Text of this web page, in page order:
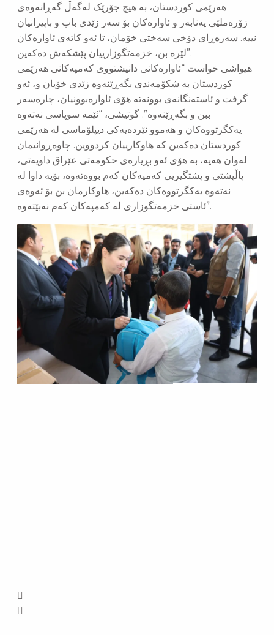
هەرێمی کوردستان، بە هیچ جۆرێک لەگەڵ گەڕانەوەی
زۆرەملێی پەنابەر و ئاوارەکان بۆ سەر زێدی باب و باپیرانیان
نییە. سەرەڕای دۆخی سەختی خۆمان، تا ئەو کاتەی ئاوارەکان
لێرە بن، خزمەتگوزارییان پێشکەش دەکەین”.
هیواشی خواست “ئاوارەکانی دانیشتووی کەمپەکانی هەرێمی
کوردستان بە شکۆمەندی بگەڕێنەوە زێدی خۆیان و، ئەو
گرفت و ئاستەنگانەی بوونەتە هۆی ئاوارەبوونیان، چارەسەر
ببن و بگەڕێنەوە”. گوتیشی، “ئێمە سوپاسی نەتەوە
یەکگرتووەکان و هەموو نێردەیەکی دیپلۆماسی لە هەرێمی
کوردستان دەکەین کە هاوکارییان کردووین. چاوەڕوانیمان
لەوان هەیە، بە هۆی ئەو بڕیارەی حکومەتی عێراق داویەتی،
پاڵپشتی و پشتگیریی کەمپەکان کەم بووەتەوە، بۆیە داوا لە
نەتەوە یەکگرتووەکان دەکەین، هاوکارمان بن بۆ ئەوەی
ئاستی خزمەتگوزاری لە کەمپەکان کەم نەبێتەوە”.